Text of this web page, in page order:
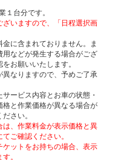
１台分です。
いますので、「日程選択画
に含まれておりません。ま
などが発生する場合がござ
お願いいたします。
なりますので、予めご了承
ービス内容とお車の状態・
と作業価格が異なる場合が
さい。
、作業料金が表示価格と異
ご確認ください。
ットをお持ちの場合、表示
。